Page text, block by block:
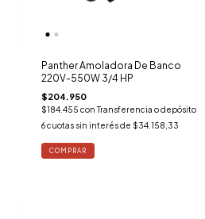
Panther Amoladora De Banco
220V-550W 3/4 HP
$204.950
$184.455 con Transferencia o depósito
6 cuotas sin interés de $34.158,33